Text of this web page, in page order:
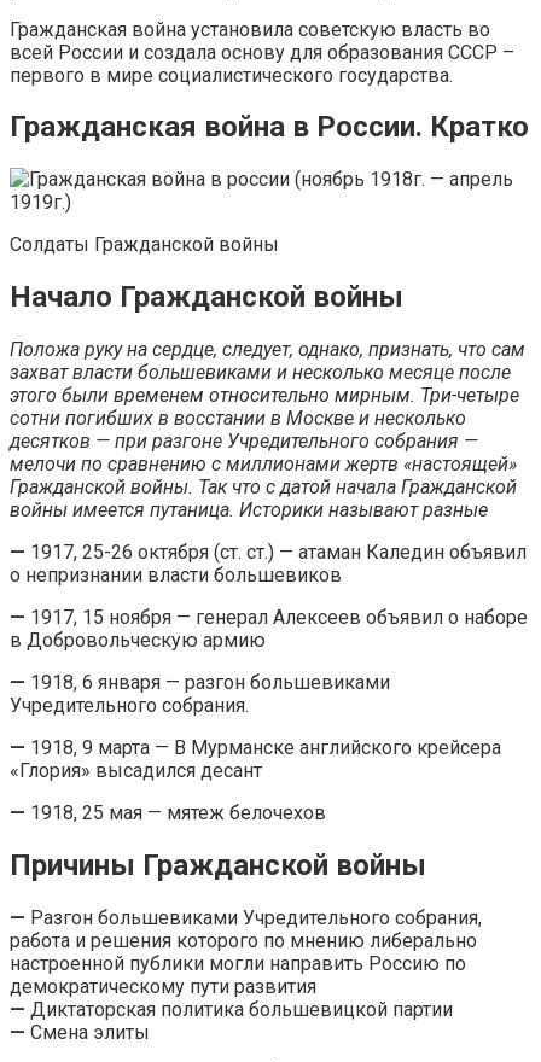
Гражданская война установила советскую власть во
всей России и создала основу для образования СССР –
первого в мире социалистического государства.
Гражданская война в России. Кратко
Солдаты Гражданской войны
Начало Гражданской войны
Положа руку на сердце, следует, однако, признать, что сам
захват власти большевиками и несколько месяце после
этого были временем относительно мирным. Три-четыре
сотни погибших в восстании в Москве и несколько
десятков — при разгоне Учредительного собрания —
мелочи по сравнению с миллионами жертв «настоящей»
Гражданской войны. Так что с датой начала Гражданской
войны имеется путаница. Историки называют разные
— 1917, 25-26 октября (ст. ст.) — атаман Каледин объявил
о непризнании власти большевиков
— 1917, 15 ноября — генерал Алексеев объявил о наборе
в Добровольческую армию
— 1918, 6 января — разгон большевиками
Учредительного собрания.
— 1918, 9 марта — В Мурманске английского крейсера
«Глория» высадился десант
— 1918, 25 мая — мятеж белочехов
Причины Гражданской войны
— Разгон большевиками Учредительного собрания,
работа и решения которого по мнению либерально
настроенной публики могли направить Россию по
демократическому пути развития
— Диктаторская политика большевицкой партии
— Смена элиты